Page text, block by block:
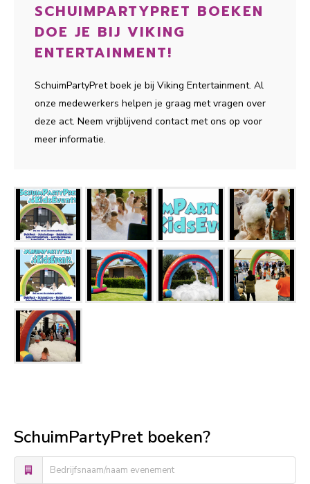
SCHUIMPARTYPRET BOEKEN
DOE JE BIJ VIKING
ENTERTAINMENT!
SchuimPartyPret boek je bij Viking Entertainment. Al
onze medewerkers helpen je graag met vragen over
deze act. Neem vrijblijvend contact met ons op voor
meer informatie.
SchuimPartyPret boeken?